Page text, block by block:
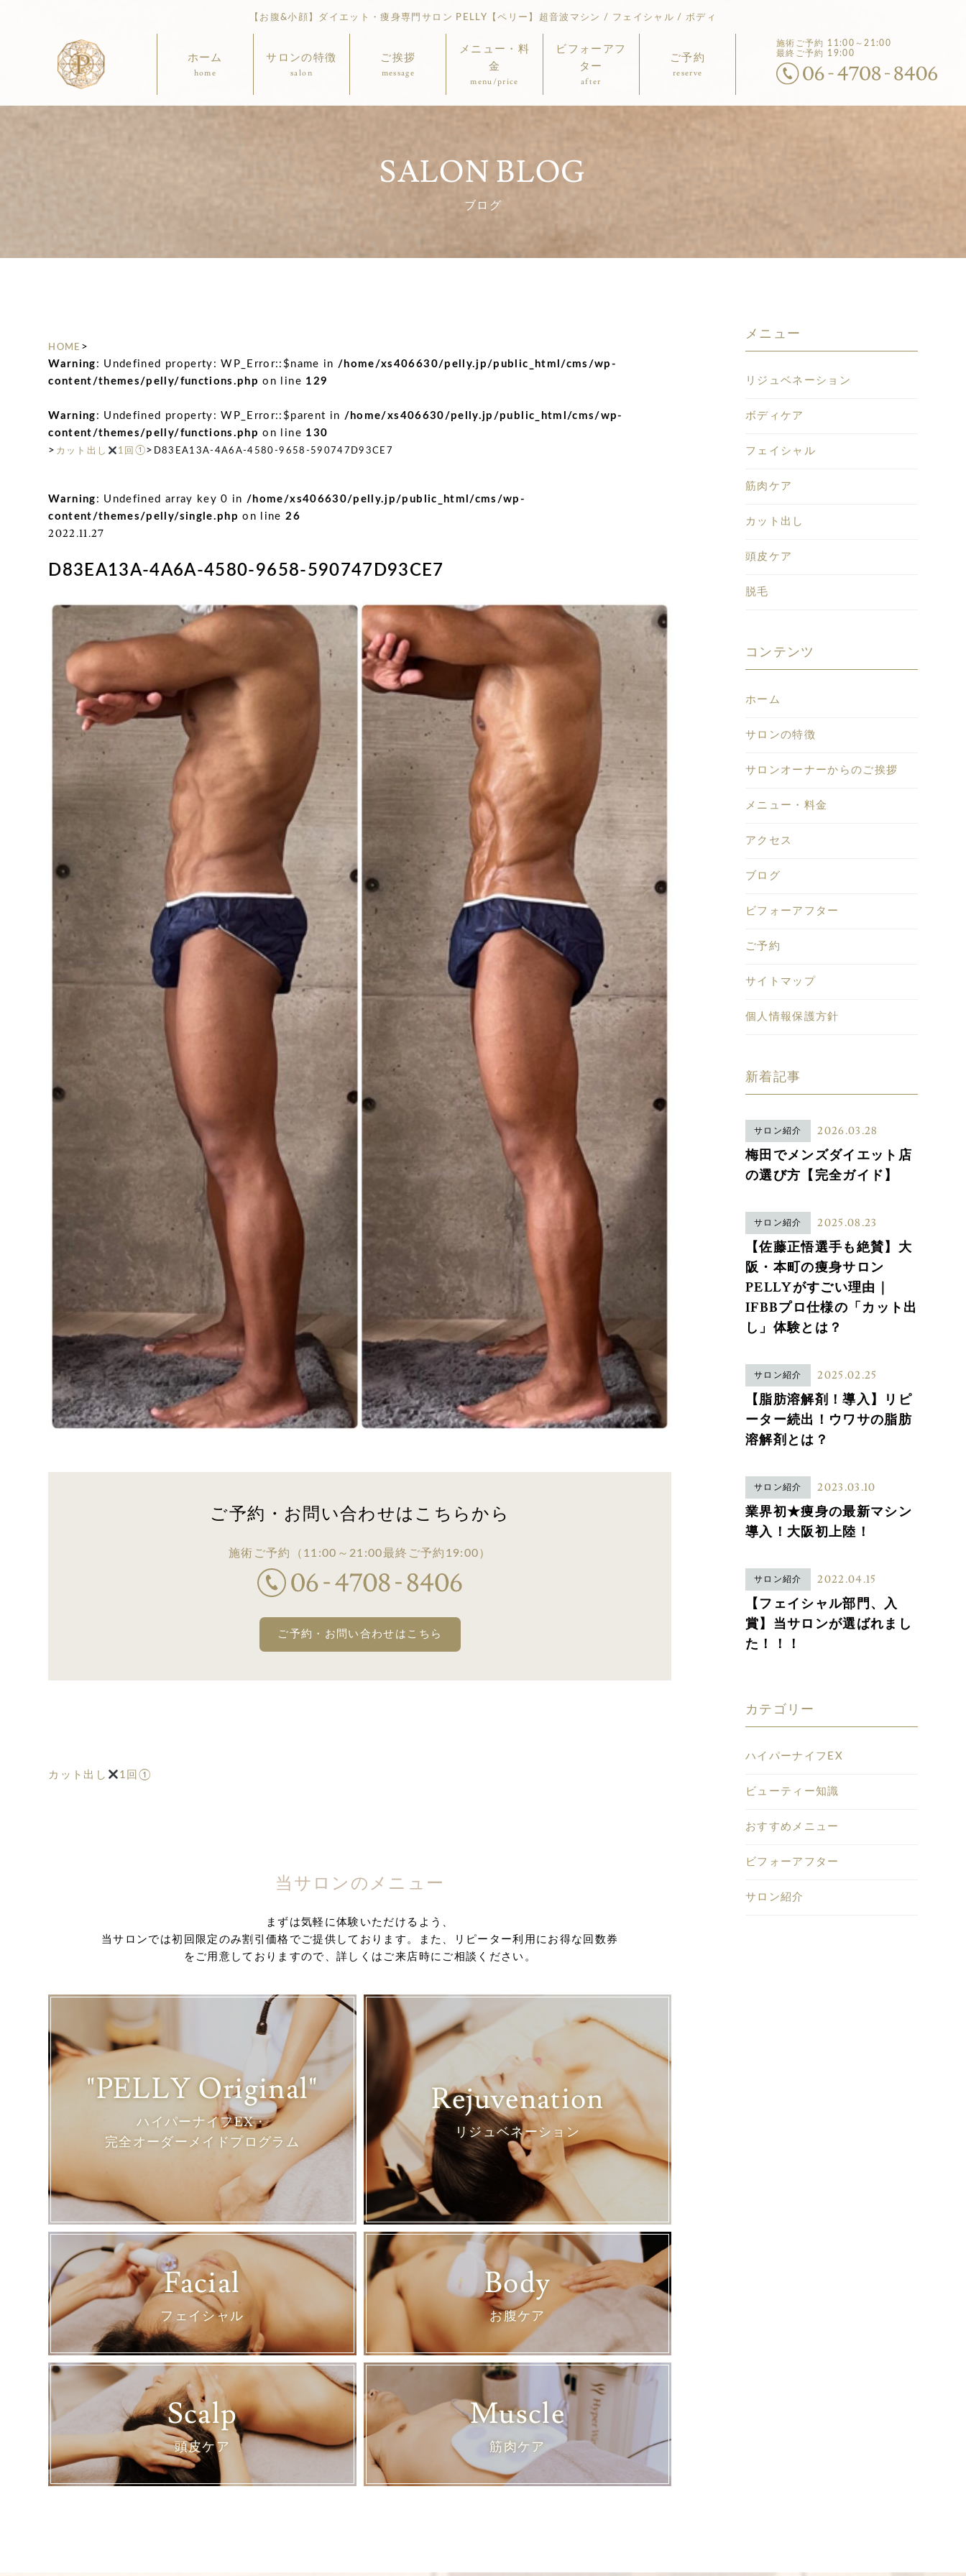
【お腹&小顔】ダイエット・痩身専門サロン PELLY【ペリー】超音波マシン / フェイシャル / ボディ
ホーム
home
サロンの特徴
salon
ご挨拶
message
メニュー・料
金
menu/price
ビフォーアフ
ター
after
ご予約
reserve
施術ご予約
11:00～21:00
最終ご予約 19:00
SALON BLOG
ブログ
HOME >
Warning : Undefined property: WP_Error::$name in /home/xs406630/pelly.jp/public_html/cms/wp-
content/themes/pelly/functions.php on line 129
Warning : Undefined property: WP_Error::$parent in /home/xs406630/pelly.jp/public_html/cms/wp-
content/themes/pelly/functions.php on line 130
> カット出し 1回①> D83EA13A-4A6A-4580-9658-590747D93CE7
Warning : Undefined array key 0 in /home/xs406630/pelly.jp/public_html/cms/wp-
content/themes/pelly/single.php on line26
2022.11.27
D83EA13A-4A6A-4580-9658-590747D93CE7
ご予約・お問い合わせはこちらから
施術ご予約 （11:00～21:00最終ご予約19:00）
ご予約・お問い合わせはこちら
カット出し 1回①
当サロンのメニュー
まずは気軽に体験いただけるよう、
当サロンでは初回限定のみ割引価格でご提供しております。また、リピーター利用にお得な回数券
をご用意しておりますので、詳しくはご来店時にご相談ください。
"PELLY Original"
ハイパーナイフEX・
完全オーダーメイドプログラム
Rejuvenation
リジュベネーション
Facial
フェイシャル
Body
お腹ケア
Scalp
頭皮ケア
Muscle
筋肉ケア
メニュー
リジュベネーション
ボディケア
フェイシャル
筋肉ケア
カット出し
頭皮ケア
脱毛
コンテンツ
ホーム
サロンの特徴
サロンオーナーからのご挨拶
メニュー・料金
アクセス
ブログ
ビフォーアフター
ご予約
サイトマップ
個人情報保護方針
新着記事
サロン紹介 2026.03.28
梅田でメンズダイエット店
の選び方【完全ガイド】
サロン紹介 2025.08.23
【佐藤正悟選手も絶賛】大
阪・本町の痩身サロン
PELLYがすごい理由｜
IFBBプロ仕様の「カット出
し」体験とは？
サロン紹介 2025.02.25
【脂肪溶解剤！導入】リピ
ーター続出！ウワサの脂肪
溶解剤とは？
サロン紹介 2023.03.10
業界初★痩身の最新マシン
導入！大阪初上陸！
サロン紹介 2022.04.15
【フェイシャル部門、入
賞】当サロンが選ばれまし
た！！！
カテゴリー
ハイパーナイフEX
ビューティー知識
おすすめメニュー
ビフォーアフター
サロン紹介